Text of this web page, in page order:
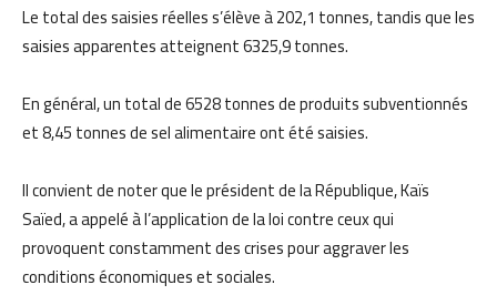
Le total des saisies réelles s’élève à 202,1 tonnes, tandis que les
saisies apparentes atteignent 6325,9 tonnes.
En général, un total de 6528 tonnes de produits subventionnés
et 8,45 tonnes de sel alimentaire ont été saisies.
Il convient de noter que le président de la République, Kaïs
Saïed, a appelé à l’application de la loi contre ceux qui
provoquent constamment des crises pour aggraver les
conditions économiques et sociales.